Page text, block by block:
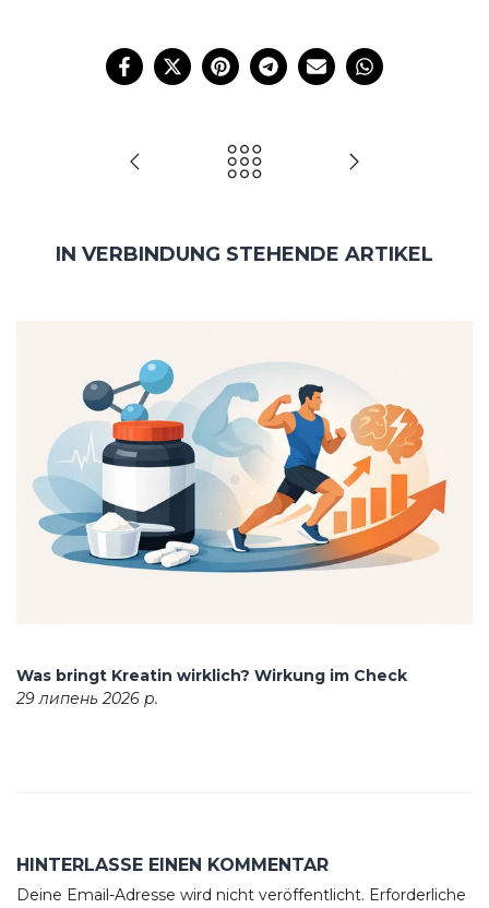
IN VERBINDUNG STEHENDE ARTIKEL
Was bringt Kreatin wirklich? Wirkung im Check
29 липень 2026 р.
HINTERLASSE EINEN KOMMENTAR
Deine Email-Adresse wird nicht veröffentlicht. Erforderliche